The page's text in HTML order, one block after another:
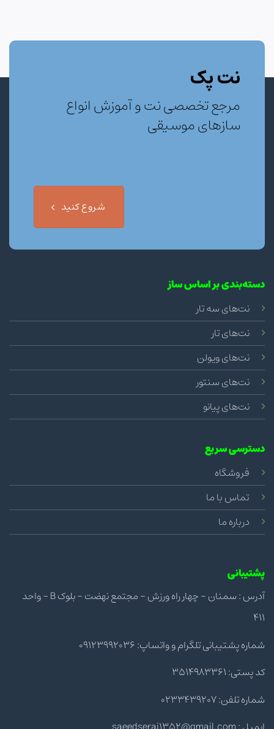
نت پک
مرجع تخصصی نت و آموزش انواع
سازهای موسیقی
شروع کنید
دسته‌بندی بر اساس ساز
نت‌های سه تار
نت‌های تار
نت‌های ویولن
نت‌های سنتور
نت‌های پیانو
دسترسی سریع
فروشگاه
تماس با ما
درباره ما
پشتیبانی
آدرس : سمنان - چهار راه ورزش - مجتمع نهضت - بلوک B - واحد
411
شماره پشتیبانی تلگرام و واتساپ: 09123992036
کد پستی: 3514983361
شماره تلفن: 0233439207